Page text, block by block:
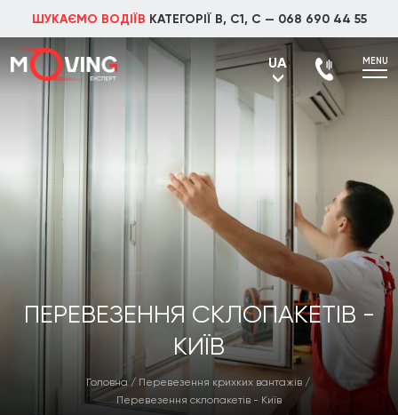
ШУКАЄМО ВОДІЇВ КАТЕГОРІЇ В, С1, С — 068 690 44 55
UA MENU
ПЕРЕВЕЗЕННЯ СКЛОПАКЕТІВ -
КИЇВ
Головна / Перевезення крихких вантажів /
Перевезення склопакетів - Київ